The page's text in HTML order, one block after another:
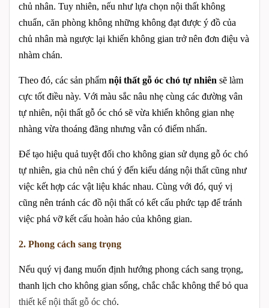
chủ nhân. Tuy nhiên, nếu như lựa chọn nội thất không
chuẩn, căn phòng không những không đạt được ý đồ của
chủ nhân mà ngược lại khiến không gian trở nên đơn điệu và
nhàm chán.
Theo đó, các sản phẩm nội thất gỗ óc chó tự nhiên sẽ làm
cực tốt điều này. Với màu sắc nâu nhẹ cùng các đường vân
tự nhiên, nội thất gỗ óc chó sẽ vừa khiến không gian nhẹ
nhàng vừa thoáng đãng nhưng vẫn có điểm nhấn.
Để tạo hiệu quả tuyệt đối cho không gian sử dụng gỗ óc chó
tự nhiên, gia chủ nên chú ý đến kiểu dáng nội thất cũng như
việc kết hợp các vật liệu khác nhau. Cùng với đó, quý vị
cũng nên tránh các đồ nội thất có kết cấu phức tạp để tránh
việc phá vỡ kết cấu hoàn hảo của không gian.
2. Phong cách sang trọng
Nếu quý vị đang muốn định hướng phong cách sang trọng,
thanh lịch cho không gian sống, chắc chắc không thể bỏ qua
thiết kế nội thất gỗ óc chó.